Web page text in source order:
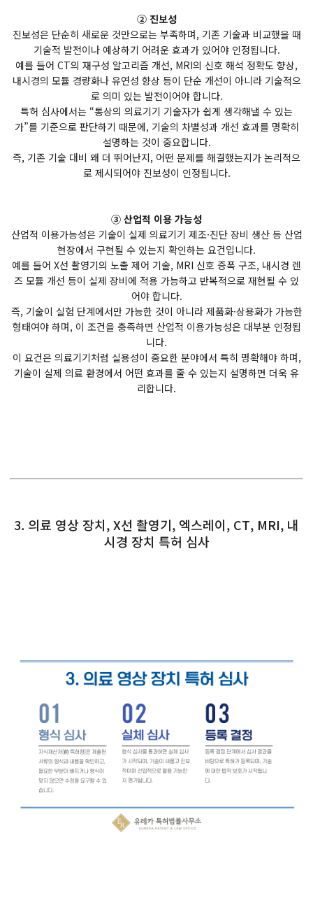
② 진보성
진보성은 단순히 새로운 것만으로는 부족하며, 기존 기술과 비교했을 때
기술적 발전이나 예상하기 어려운 효과가 있어야 인정됩니다.
예를 들어 CT의 재구성 알고리즘 개선, MRI의 신호 해석 정확도 향상,
내시경의 모듈 경량화나 유연성 향상 등이 단순 개선이 아니라 기술적으
로 의미 있는 발전이어야 합니다.
특허 심사에서는 “통상의 의료기기 기술자가 쉽게 생각해낼 수 있는
가”를 기준으로 판단하기 때문에, 기술의 차별성과 개선 효과를 명확히
설명하는 것이 중요합니다.
즉, 기존 기술 대비 왜 더 뛰어난지, 어떤 문제를 해결했는지가 논리적으
로 제시되어야 진보성이 인정됩니다.
③ 산업적 이용 가능성
산업적 이용가능성은 기술이 실제 의료기기 제조·진단 장비 생산 등 산업
현장에서 구현될 수 있는지 확인하는 요건입니다.
예를 들어 X선 촬영기의 노출 제어 기술, MRI 신호 증폭 구조, 내시경 렌
즈 모듈 개선 등이 실제 장비에 적용 가능하고 반복적으로 재현될 수 있
어야 합니다.
즉, 기술이 실험 단계에서만 가능한 것이 아니라 제품화·상용화가 가능한
형태여야 하며, 이 조건을 충족하면 산업적 이용가능성은 대부분 인정됩
니다.
이 요건은 의료기기처럼 실용성이 중요한 분야에서 특히 명확해야 하며,
기술이 실제 의료 환경에서 어떤 효과를 줄 수 있는지 설명하면 더욱 유
리합니다.
3. 의료 영상 장치, X선 촬영기, 엑스레이, CT, MRI, 내
시경 장치 특허 심사